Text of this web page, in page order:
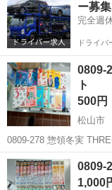
ー募集
完全週
ドライバ
0809-
ト
500円
松山市
0809-278 惣領冬実 THREE 1-14巻 全
多少のスレ、キズ、落と
でご確認ください ・お
愛媛 松山市 マ
0809-
1,000